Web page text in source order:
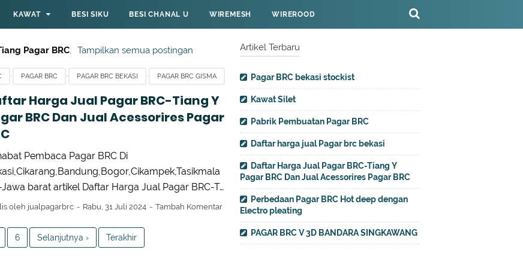
KAWAT BESI SIKU BESI CHANAL U WIREMESH WIREROOD
Pagar BRC. Tampilkan semua postingan
PAGAR BRC PAGAR BRC BEKASI PAGAR BRC GISMA
TIANG PJU OKTAGONAL TIANG Y BANDARA TASIKMALAYA
Harga Jual Pagar BRC-Tiang Y
BRC Dan Jual Acessorires Pagar
Pembaca Pagar BRC Di
barat artikel Daftar Harga Jual Pagar BRC-T…
oleh jualpagarbrc Rabu, 31 Juli 2024 Tambah Komentar
6 Selanjutnya › Terakhir
Artikel Terbaru
Pagar BRC bekasi stockist
Kawat Silet
Pabrik Pembuatan Pagar BRC
Daftar harga jual Pagar brc bekasi
Daftar Harga Jual Pagar BRC-Tiang Y
Pagar BRC Dan Jual Acessorires Pagar BRC
Perbedaan Pagar BRC Hot deep dengan
Electro pleating
PAGAR BRC V 3D BANDARA SINGKAWANG